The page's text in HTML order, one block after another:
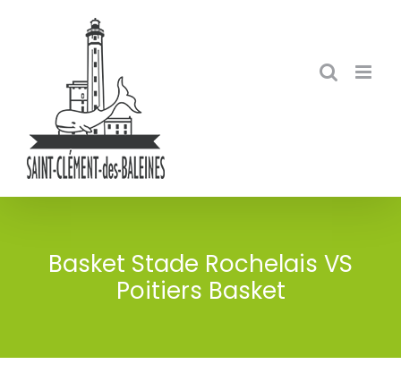
Basket Stade Rochelais VS
Poitiers Basket